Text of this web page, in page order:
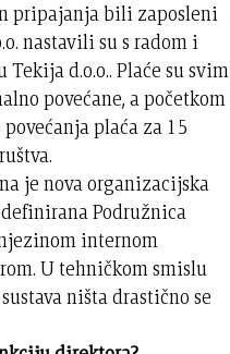
pripajanja bili zaposleni
nastavili su s radom i
d.o.o.. Plaće su svim
povećane, a početkom
plaća za 15
je nova organizacijska
Podružnica
internom
U tehničkom smislu
ništa drastično se